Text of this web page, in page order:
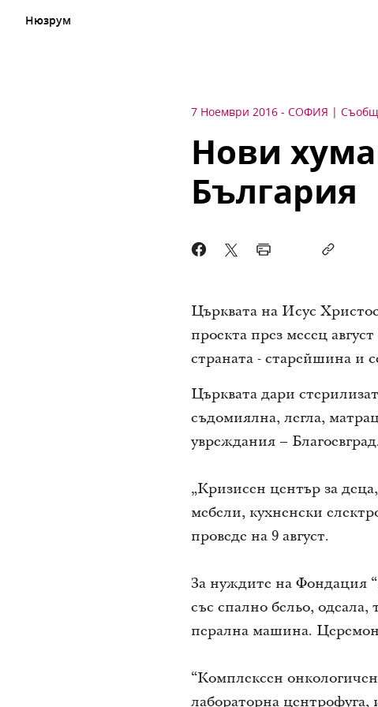
Нюзрум
7 Ноември 2016 - СОФИЯ
Нови
България
Църквата на Исус
проекта през месец
страната - старейшина
Църквата дари
съдомиялна, легла,
увреждания –
„Кризисен център за
мебели, кухненски
проведе на 9 август.
За нуждите на Фондация
със спално бельо,
перална машина.
“Комплексен
лабораторна центрофуга,